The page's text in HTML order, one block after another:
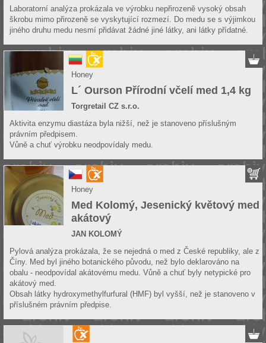
Laboratorní analýza prokázala ve výrobku nepřirozeně vysoký obsah
škrobu mimo přirozeně se vyskytující rozmezí. Do medu se s výjimkou
jiného druhu medu nesmí přidávat žádné jiné látky, ani látky přídatné.
Honey
L´ Ourson Přírodní včelí med 1,4 kg
Torgretail CZ s.r.o.
Aktivita enzymu diastáza byla nižší, než je stanoveno příslušným
právním předpisem.
Vůně a chuť výrobku neodpovídaly medu.
Honey
Med Kolomý, Jesenický květový med
akátový
JAN KOLOMÝ
Pylová analýza prokázala, že se nejedná o med z České republiky, ale z
Číny. Med byl jiného botanického původu, než bylo deklarováno na
obalu - neodpovídal akátovému medu. Vůně a chuť byly netypické pro
akátový med.
Obsah látky hydroxymethylfurfural (HMF) byl vyšší, než je stanoveno v
příslušném právním předpise.